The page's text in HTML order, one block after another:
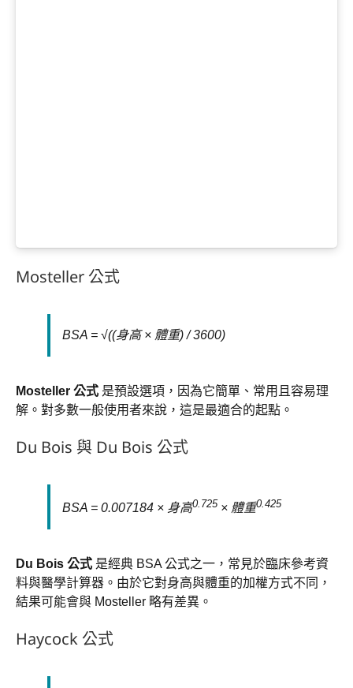
Mosteller 公式
BSA = √((身高 × 體重) / 3600)
Mosteller 公式 是預設選項，因為它簡單、常用且容易理
解。對多數一般使用者來說，這是最適合的起點。
Du Bois 與 Du Bois 公式
BSA = 0.007184 × 身高0.725 × 體重0.425
Du Bois 公式 是經典 BSA 公式之一，常見於臨床參考資
料與醫學計算器。由於它對身高與體重的加權方式不同，
結果可能會與 Mosteller 略有差異。
Haycock 公式